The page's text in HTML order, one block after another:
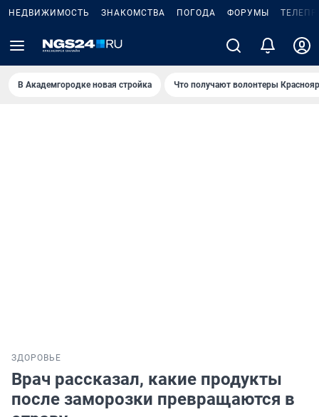
НЕДВИЖИМОСТЬ ЗНАКОМСТВА ПОГОДА ФОРУМЫ
В Академгородке новая стройка Что получают волонтеры
ЗДОРОВЬЕ
Врач рассказал, какие продукты
после заморозки превращаются в